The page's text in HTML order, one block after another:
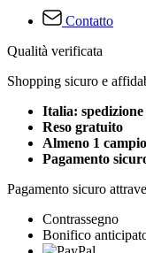
Contatto
Qualità verificata
Shopping sicuro e
Italia:
Reso gratuito
Almeno 1
Pagamento
Pagamento sicuro
Contrassegno
Bonifico